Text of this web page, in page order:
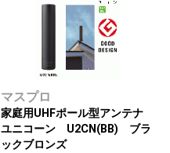
マスプロ
家庭用UHFポール型アンテナ
ユニコーン U2CN(BB) ブラ
ックブロンズ